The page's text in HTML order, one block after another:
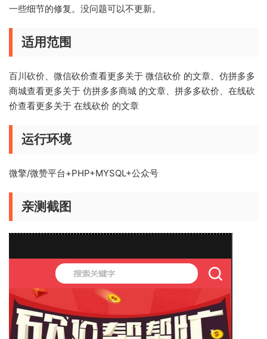
一些细节的修复。没问题可以不更新。
适用范围
百川砍价、微信砍价查看更多关于 微信砍价 的文章、仿拼多多
商城查看更多关于 仿拼多多商城 的文章、拼多多砍价、在线砍
价查看更多关于 在线砍价 的文章
运行环境
微擎/微赞平台+PHP+MYSQL+公众号
亲测截图